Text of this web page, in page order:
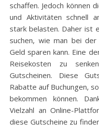
schaffen. Jedoch können
und Aktivitäten schnell
stark belasten. Daher ist
suchen, wie man bei der
Geld sparen kann. Eine
Reisekosten zu
Gutscheinen. Diese
Rabatte auf Buchungen,
bekommen können.
Vielzahl an Online-
diese Gutscheine zu